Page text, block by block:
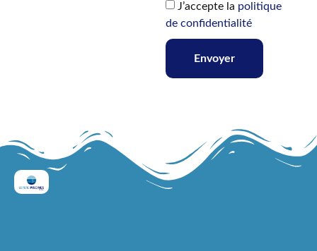
J’accepte la politique
de confidentialité
Envoyer